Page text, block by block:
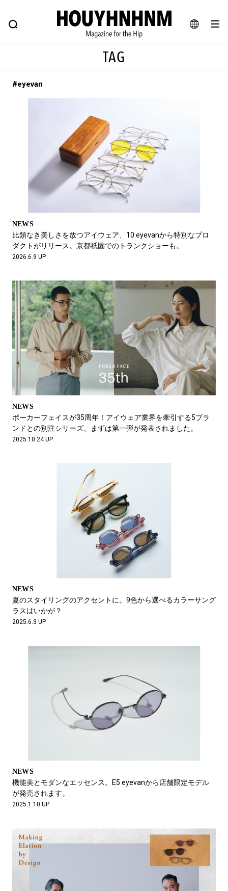
JA
FEATURE BLOG SNAP
ヒップなファッション、カルチャー、ライフスタイルWEBマガジン
#注目のタグ
#ESSENTIAL DESIGNS #古着サミット
#NEW VINTAGE #マイナーグッド図鑑
#路地裏てぃーん。 #MONTHLY JOURNAL
#GH 銘品の所以 #フイナムのYouTube
#Commune H #FOCUS IT
#ととけん #FASHION #MUSIC #MOVIE
#LIFESTYLE
#SPORTS #HANDSOME HANDBOOK
TAG
#eyevan
NEWS
比類なき美しさを放つアイウェア、10 eyevanから特別なプロ
ダクトがリリース。京都祇園でのトランクショーも。
2026.6.9 UP
NEWS
ポーカーフェイスが35周年！アイウェア業界を牽引する5ブラ
ンドとの別注シリーズ、まずは第一弾が発表されました。
2025.10.24 UP
NEWS
夏のスタイリングのアクセントに。9色から選べるカラーサング
ラスはいかが？
2025.6.3 UP
NEWS
機能美とモダンなエッセンス。E5 eyevanから店舗限定モデル
が発売されます。
2025.1.10 UP